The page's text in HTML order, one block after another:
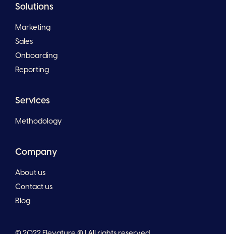
Solutions
Marketing
Sales
Onboarding
Reporting
Services
Methodology
Company
About us
Contact us
Blog